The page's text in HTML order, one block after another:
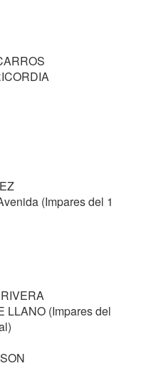
(Impares del 1
LLANO (Impares del